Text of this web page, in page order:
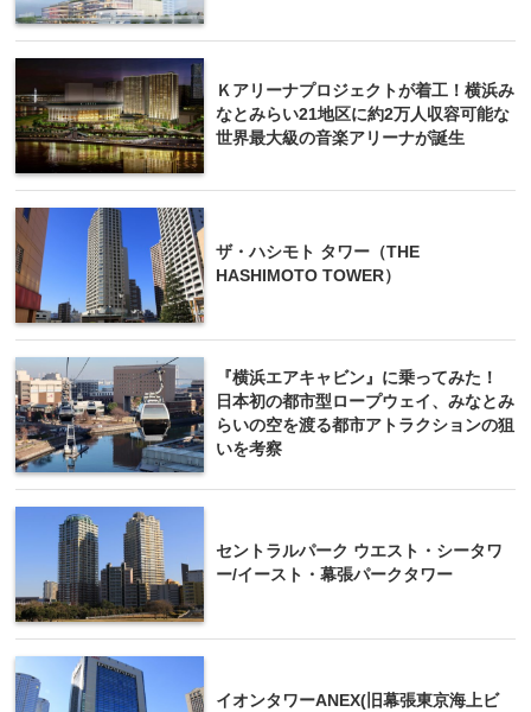
Ｋアリーナプロジェクトが着工！横浜み
なとみらい21地区に約2万人収容可能な
世界最大級の音楽アリーナが誕生
ザ・ハシモト タワー（THE
HASHIMOTO TOWER）
『横浜エアキャビン』に乗ってみた！
日本初の都市型ロープウェイ、みなとみ
らいの空を渡る都市アトラクションの狙
いを考察
セントラルパーク ウエスト・シータワ
ー/イースト・幕張パークタワー
イオンタワーANEX(旧幕張東京海上ビ